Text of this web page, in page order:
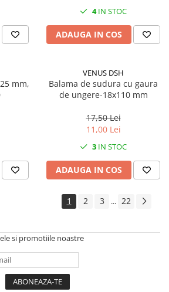
din lemn
4IN STOC
ADAUGA IN COS
mm,
VENUS DSH
Balama de sudura cu gaura
de ungere-18x110 mm
17,50 Lei
11,00 Lei
3 IN STOC
ADAUGA IN COS
1 2 3 ... 22
si promotiile noastre